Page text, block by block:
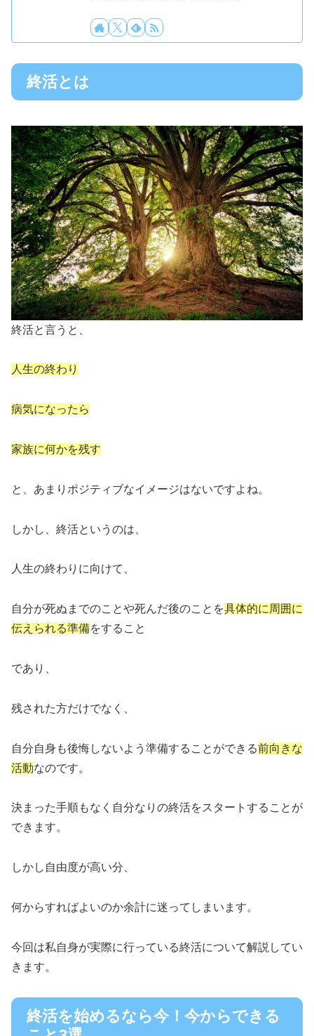
終活とは
終活と言うと、
人生の終わり
病気になったら
家族に何かを残す
と、あまりポジティブなイメージはないですよね。
しかし、終活というのは、
人生の終わりに向けて、
自分が死ぬまでのことや死んだ後のことを具体的に周囲に
伝えられる準備をすること
であり、
残された方だけでなく、
自分自身も後悔しないよう準備することができる前向きな
活動なのです。
決まった手順もなく自分なりの終活をスタートすることが
できます。
しかし自由度が高い分、
何からすればよいのか余計に迷ってしまいます。
今回は私自身が実際に行っている終活について解説してい
きます。
終活を始めるなら今！今からできる